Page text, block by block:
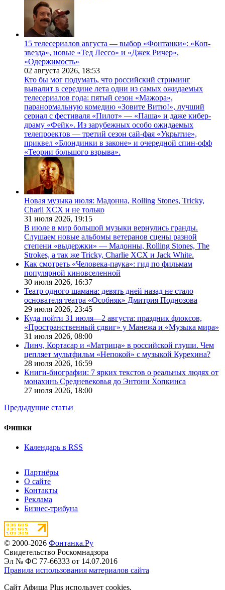
15 телесериалов августа — выбор «Фонтанки»: «Коп-
звезда», новые «Тед Лессо» и «Джек Ричер»,
«Одержимость»
02 августа 2026, 18:53
Кто бы мог подумать, что российский стриминг
вывалит в середине лета одни из самых ожидаемых
телесериалов года: пятый сезон «Мажора»,
паранормальную комедию «Зовите Витю!», лучший
сериал с фестиваля «Пилот» — «Паша» и даже кибер-
драму «Фейк». Из зарубежных особо ожидаемых
телепроектов — третий сезон сай-фая «Укрытие»,
приквел «Блондинки в законе» и очередной спин-офф
«Теории большого взрыва».
Новая музыка июля: Мадонна, Rolling Stones, Tricky,
Charli XCX и не только
31 июля 2026, 19:15
В июле в мир большой музыки вернулись гранды.
Слушаем новые альбомы ветеранов сцены разной
степени «выдержки» — Мадонны, Rolling Stones, The
Strokes, а так же Tricky, Charlie XCX и Jack White.
Как смотреть «Человека-паука»: гид по фильмам
популярной киновселенной
30 июля 2026, 16:37
Театр одного шамана: девять дней назад не стало
основателя театра «Особняк» Дмитрия Поднозова
29 июля 2026, 23:45
Куда пойти 31 июля—2 августа: праздник флоксов,
«Пространственный сдвиг» у Манежа и «Музыка мира»
31 июля 2026, 08:00
Линч, Кортасар и «Матрица» в российской глуши. Чем
цепляет мультфильм «Непокой» с музыкой Курехина?
28 июля 2026, 16:59
Книги-биографии: 7 ярких текстов о реальных людях от
монахинь Средневековья до Энтони Хопкинса
27 июля 2026, 18:00
Предыдущие статьи
Фишки
Календарь в RSS
Партнёры
О сайте
Контакты
Реклама
Бизнес-трибуна
© 2000-2026 Фонтанка.Ру
Свидетельство Роскомнадзора
Эл № ФС 77-66333 от 14.07.2016
Правила использования материалов сайта
Сайт Афиша Plus использует cookies.